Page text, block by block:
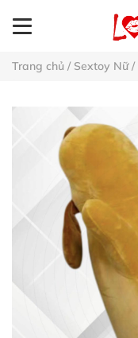
Trang chủ / Sextoy Nữ/